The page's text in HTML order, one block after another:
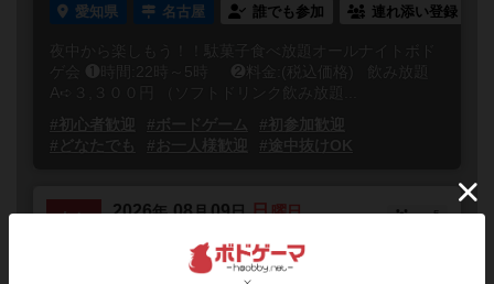
愛知県 名古屋 誰でも参加 連れ添い登録
夜中から楽しもう！！駄菓子食べ放題オールナイトボド
ゲ会 ❶時間:22時～5時 ❷料金:(税込価格) 飲み放題
A➪３,３００円 （ソフトドリンク飲み放題...
#初心者歓迎
#ボードゲーム
#初参加歓迎
#どなたでも
#お一人様歓迎 #途中抜けOK
あと
2026年 08月09日 日曜日
14:30～16:30
5